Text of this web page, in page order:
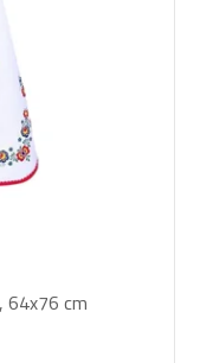
64x76 cm